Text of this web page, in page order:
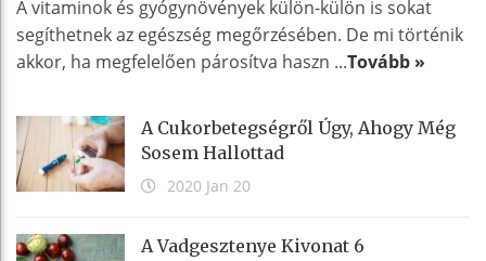
A vitaminok és gyógynövények külön-külön is sokat
segíthetnek az egészség megőrzésében. De mi történik
akkor, ha megfelelően párosítva haszn ...Tovább »
A Cukorbetegségről Úgy, Ahogy Még
Sosem Hallottad
2020 Jan 20
A Vadgesztenye Kivonat 6